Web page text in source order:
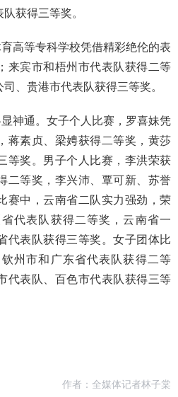
获得三等奖。
高等专科学校凭借精彩绝伦的表
来宾市和梧州市代表队获得二等
、贵港市代表队获得三等奖。
神通。女子个人比赛，罗喜妹凭
蒋素贞、梁娉获得二等奖，黄莎
等奖。男子个人比赛，李洪荣获
二等奖，李兴沛、覃可新、苏誉
赛中，云南省二队实力强劲，荣
代表队获得二等奖，云南省一
代表队获得三等奖。女子团体比
州市和广东省代表队获得二等
代表队、百色市代表队获得三等
作者：全媒体记者林子棠